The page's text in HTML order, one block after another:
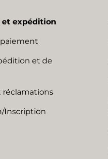
et expédition
et de
réclamations
Inscription